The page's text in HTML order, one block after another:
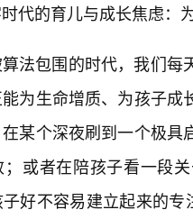
代的育儿与成长焦虑：
法包围的时代，我们每
为生命增质、为孩子
某个深夜刷到一个极
或者在陪孩子看一段
好不容易建立起来的专